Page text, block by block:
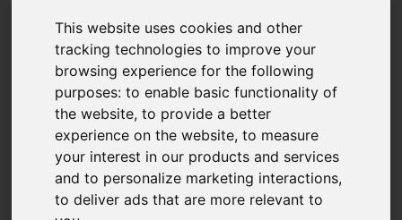
This website uses cookies and other
tracking technologies to improve your
browsing experience for the following
purposes:to enable basic functionality of
the website,to provide a better
experience on the website,to measure
your interest in our products and services
and to personalize marketing interactions,
to deliver ads that are more relevant to
LAUDAT SUPPLY/MOTORES MARINOS/ DEUTZ/MWM 528
DE CILINDRO 0104 2026
LAUDAT SUPPLY
DEUTZ/MWM
CATEGORIA DE BLOQUE DE MOTOR
CAMISA DE CILINDRO
NÚMERO DE PIEZA: 0104 2026